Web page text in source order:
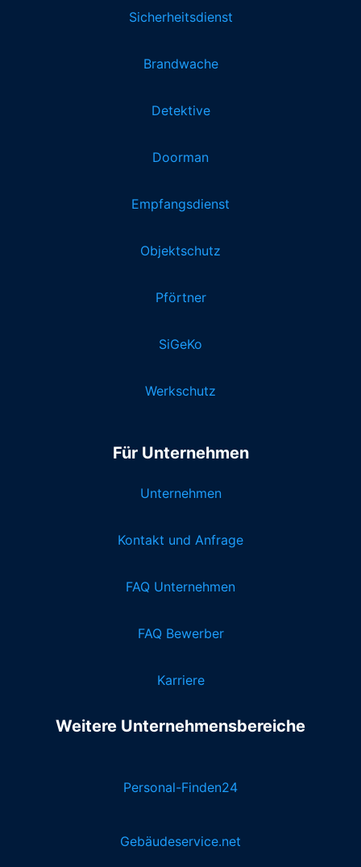
Sicherheitsdienst
Brandwache
Detektive
Doorman
Empfangsdienst
Objektschutz
Pförtner
SiGeKo
Werkschutz
Für Unternehmen
Unternehmen
Kontakt und Anfrage
FAQ Unternehmen
FAQ Bewerber
Karriere
Weitere Unternehmensbereiche
Personal-Finden24
Gebäudeservice.net